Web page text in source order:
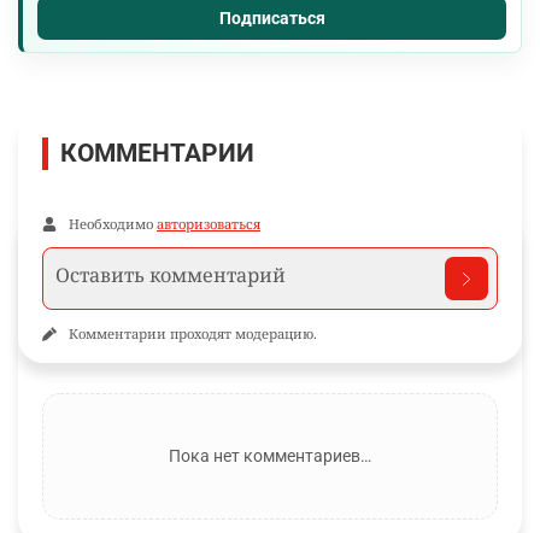
Подписаться
КОММЕНТАРИИ
Необходимо авторизоваться
Комментарии проходят модерацию.
Пока нет комментариев…